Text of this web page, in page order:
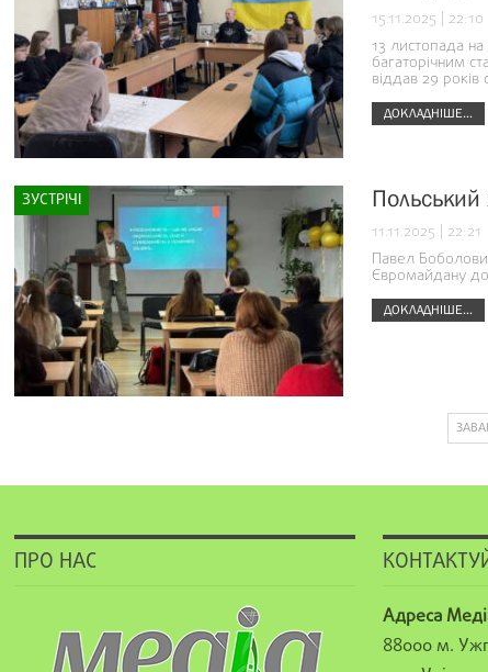
15.11.2025 | 22:10
13 листопада
багаторічним
віддав 29
ДОКЛАДНІШЕ...
ЗУСТРІЧІ Польський
11.11.2025 | 22:21
Павел
Євромайдану
ДОКЛАДНІШЕ...
ПРО НАС
Адреса
88000 м.